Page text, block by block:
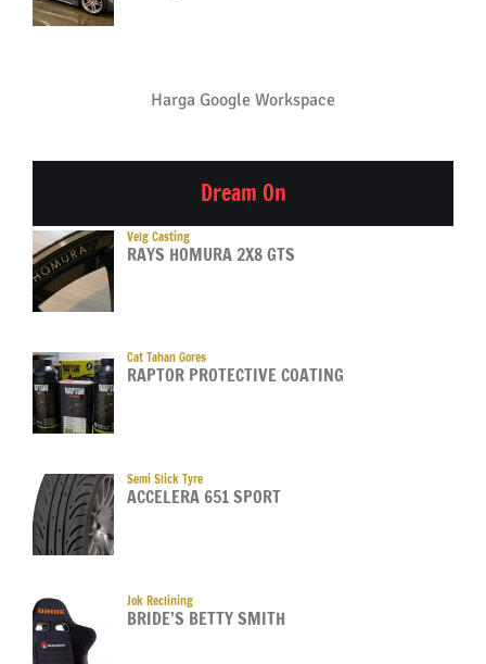
Harga Google Workspace
Dream On
Velg Casting
RAYS HOMURA 2X8 GTS
Cat Tahan Gores
RAPTOR PROTECTIVE COATING
Semi Slick Tyre
ACCELERA 651 SPORT
Jok Reclining
BRIDE’S BETTY SMITH